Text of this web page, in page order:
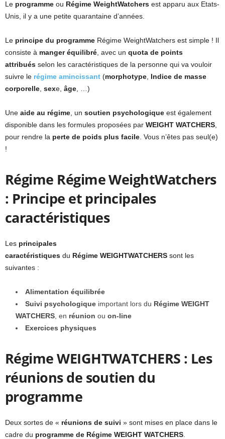
Le programme ou Régime WeightWatchers est apparu aux Etats-
Unis, il y a une petite quarantaine d’années.
Le principe du programme Régime WeightWatchers est simple ! Il
consiste à manger équilibré , avec un quota de points
attribués selon les caractéristiques de la personne qui va vouloir
suivre le régime amincissant (morphotype Indice de masse
corporelle sexe, âge , …)
Une aide au régime , un soutien psychologique est également
disponible dans les formules proposées par WEIGHT WATCHERS
pour rendre la perte de poids plus facile . Vous n’êtes pas seul(e)
!
Régime Régime WeightWatchers
: Principe et principales
caractéristiques
Les principales
caractéristiques du Régime WEIGHTWATCHERS sont les
suivantes :
Alimentation équilibrée
Suivi psychologique important lors du Régime WEIGHT
WATCHERS , en réunion ou on-line
Exercices physiques
Régime WEIGHTWATCHERS : Les
réunions de soutien du
programme
Deux sortes de « réunions de suivi » sont mises en place dans le
cadre du programme de Régime WEIGHT WATCHERS